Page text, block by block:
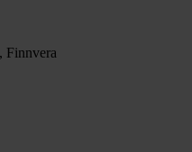
Finnvera